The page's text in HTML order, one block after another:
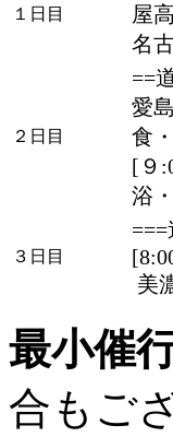
１日目
屋
名
２日目
==
愛
食
[９
浴
３日目
美
最小催
合もご